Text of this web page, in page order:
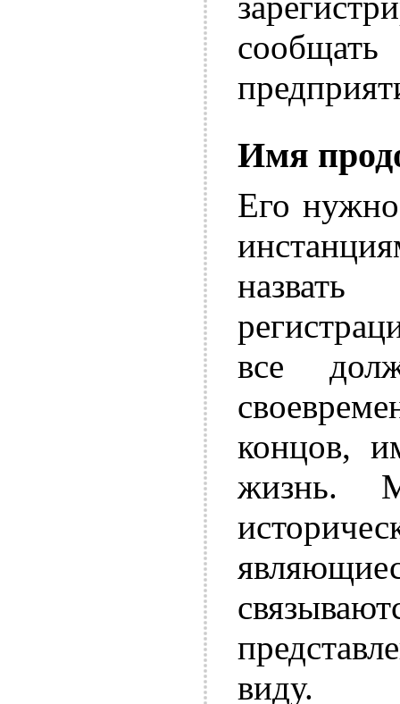
Имя
Его
все
концов,
жизнь.
виду.